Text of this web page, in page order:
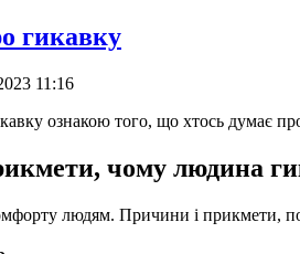
гикавку
11:16
ознакою того, що хтось думає
чому людина
людям. Причини і прикмети,